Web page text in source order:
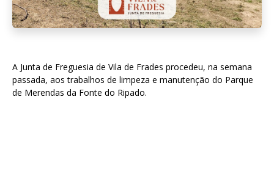
A Junta de Freguesia de Vila de Frades procedeu, na semana
passada, aos trabalhos de limpeza e manutenção do Parque
de Merendas da Fonte do Ripado.